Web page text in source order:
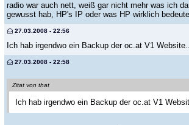
radio war auch nett, weiß gar nicht mehr was ich
gewusst hab, HP's IP oder was HP wirklich
27.03.2008 - 22:56
Ich hab irgendwo ein Backup der oc.at V1
27.03.2008 - 22:58
Zitat von that
Ich hab irgendwo ein Backup der oc.at V1